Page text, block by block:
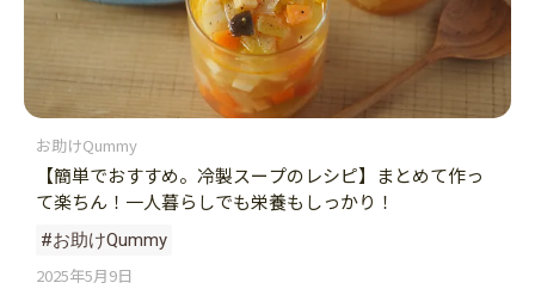
お助けQummy
【簡単でおすすめ。冷製スープのレシピ】まとめて作っ
て楽ちん！一人暮らしでも栄養もしっかり！
#お助けQummy
2025年5月9日